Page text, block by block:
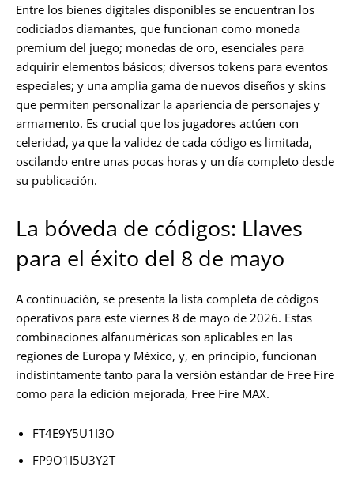
Entre los bienes digitales disponibles se encuentran los
codiciados diamantes, que funcionan como moneda
premium del juego; monedas de oro, esenciales para
adquirir elementos básicos; diversos tokens para eventos
especiales; y una amplia gama de nuevos diseños y skins
que permiten personalizar la apariencia de personajes y
armamento. Es crucial que los jugadores actúen con
celeridad, ya que la validez de cada código es limitada,
oscilando entre unas pocas horas y un día completo desde
su publicación.
La bóveda de códigos: Llaves
para el éxito del 8 de mayo
A continuación, se presenta la lista completa de códigos
operativos para este viernes 8 de mayo de 2026. Estas
combinaciones alfanuméricas son aplicables en las
regiones de Europa y México, y, en principio, funcionan
indistintamente tanto para la versión estándar de Free Fire
como para la edición mejorada, Free Fire MAX.
FT4E9Y5U1I3O
FP9O1I5U3Y2T